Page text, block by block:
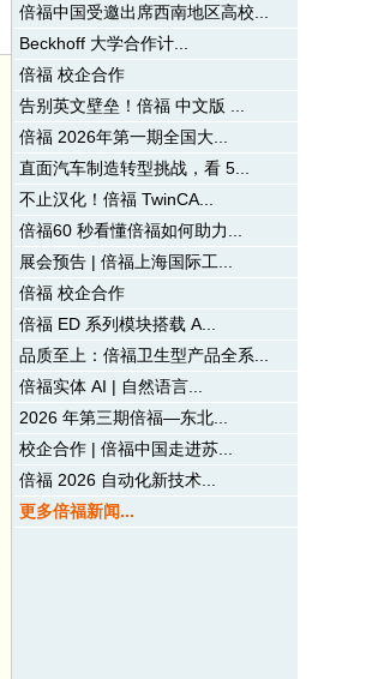
倍福中国受邀出席西南地区高校...
Beckhoff 大学合作计...
倍福 校企合作
告别英文壁垒！倍福 中文版 ...
倍福 2026年第一期全国大...
直面汽车制造转型挑战，看 5...
不止汉化！倍福 TwinCA...
倍福60 秒看懂倍福如何助力...
展会预告 | 倍福上海国际工...
倍福 校企合作
倍福 ED 系列模块搭载 A...
品质至上：倍福卫生型产品全系...
倍福实体 AI | 自然语言...
2026 年第三期倍福—东北...
校企合作 | 倍福中国走进苏...
倍福 2026 自动化新技术...
更多倍福新闻...